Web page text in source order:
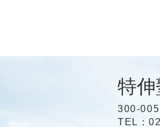
特伸
300-
TEL：